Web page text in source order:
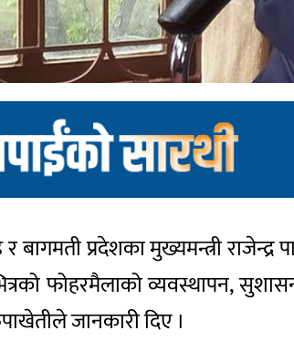
बागमती प्रदेशका मुख्यमन्त्री राजेन्द्र
फोहरमैलाको व्यवस्थापन,
जानकारी दिए ।